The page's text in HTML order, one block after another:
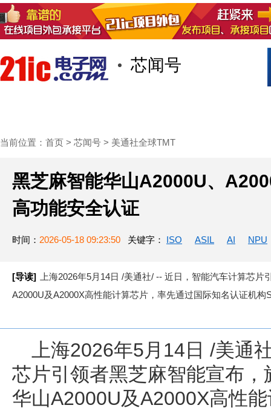
芯闻号
当前位置： 首页 > 芯闻号 > 美通社全球TMT
黑芝麻智能华山A2000U、
高功能安全认证
时间： 2026-05-18 09:23:50 关键字： ISO ASIL AI NPU
[导读]
上海2026年5月14日 /美通社/ -- 近日，智能汽车计算芯
A2000U及A2000X高性能计算芯片，率先通过国际知名认证机
上海2026年5月14日 /美通
芯片引领者黑芝麻智能宣布
华山A2000U及A2000X高性